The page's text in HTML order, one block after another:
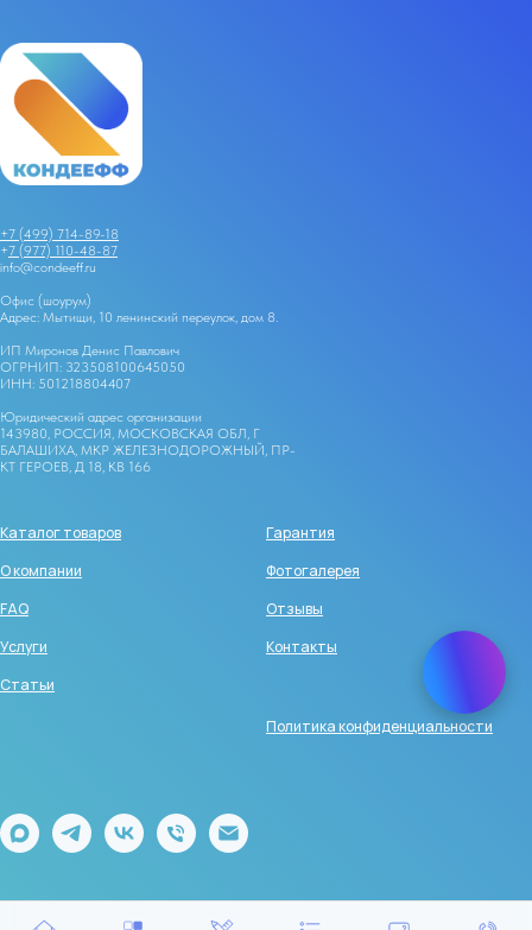
+7 (499) 714-89-18
+7 (977) 110-48-87
info@condeeff.ru
Офис (шоурум)
Адрес: Мытищи, 10 ленинский переулок, дом 8.
ИП Миронов Денис Павлович
ОГРНИП: 323508100645050
ИНН: 501218804407
Юридический адрес организации
143980, РОССИЯ, МОСКОВСКАЯ ОБЛ, Г
БАЛАШИХА, МКР ЖЕЛЕЗНОДОРОЖНЫЙ, ПР-
КТ ГЕРОЕВ, Д 18, КВ 166
Каталог товаров
О компании
FAQ
Услуги
Статьи
Гарантия
Фотогалерея
Отзывы
Контакты
Политика конфиденциальности